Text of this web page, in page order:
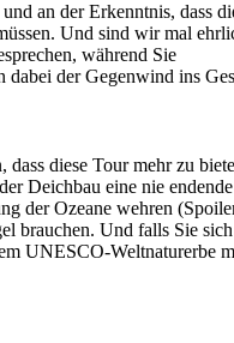
an der Erkenntnis, dass
Und sind wir mal
während Sie
dabei der Gegenwind ins
diese Tour mehr zu
Deichbau eine nie endende
der Ozeane wehren
brauchen. Und falls Sie sich
UNESCO-Weltnaturerbe